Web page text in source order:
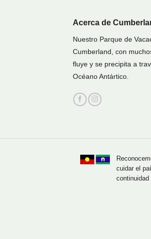
Acerca de
Nuestro Parque de
Cumberland, con
fluye y se precipita a
Océano Antártico.
cuidar el
continuidad